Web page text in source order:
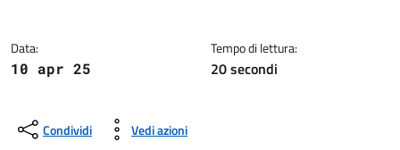
Data:
10 apr 25
Tempo di lettura:
20 secondi
Condividi Vedi azioni